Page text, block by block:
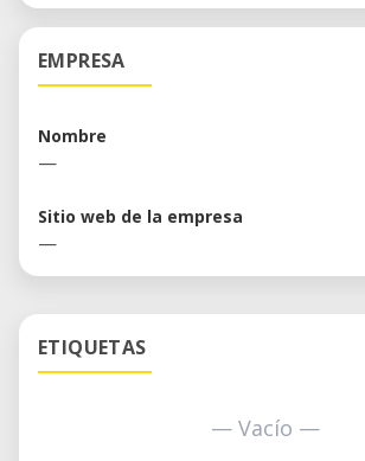
EMPRESA
Nombre
—
Sitio web de la empresa
—
ETIQUETAS
— Vacío —